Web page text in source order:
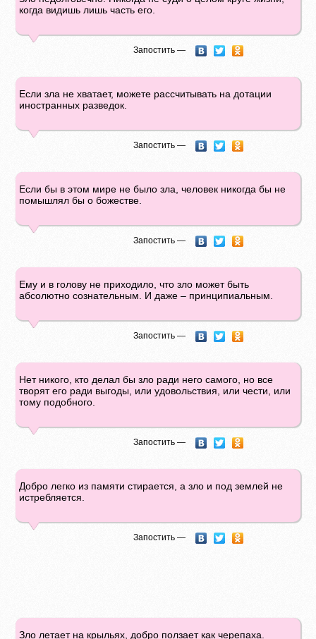
когда видишь лишь часть его.
Запостить —
Если зла не хватает, можете рассчитывать на дотации
иностранных разведок.
Запостить —
Если бы в этом мире не было зла, человек никогда бы не
помышлял бы о божестве.
Запостить —
Ему и в голову не приходило, что зло может быть
абсолютно сознательным. И даже – принципиальным.
Запостить —
Нет никого, кто делал бы зло ради него самого, но все
творят его ради выгоды, или удовольствия, или чести, или
тому подобного.
Запостить —
Добро легко из памяти стирается, а зло и под землей не
истребляется.
Запостить —
Зло летает на крыльях, добро ползает как черепаха.